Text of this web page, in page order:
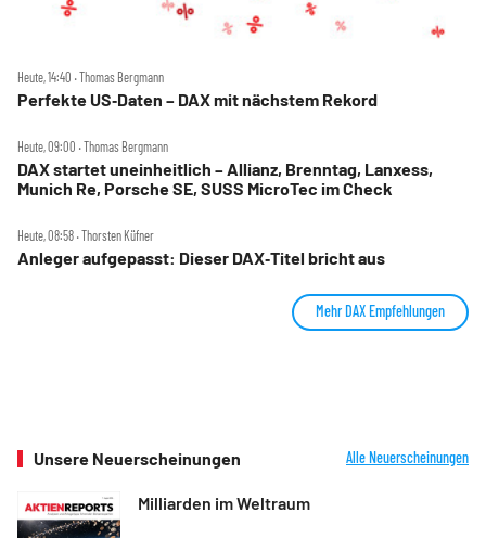
Heute, 14:40 ‧ Thomas Bergmann
Perfekte US‑Daten – DAX mit nächstem Rekord
Heute, 09:00 ‧ Thomas Bergmann
DAX startet uneinheitlich – Allianz, Brenntag, Lanxess,
Munich Re, Porsche SE, SUSS MicroTec im Check
Heute, 08:58 ‧ Thorsten Küfner
Anleger aufgepasst: Dieser DAX‑Titel bricht aus
Mehr DAX Empfehlungen
Unsere Neuerscheinungen Alle Neuerscheinungen
Milliarden im Weltraum